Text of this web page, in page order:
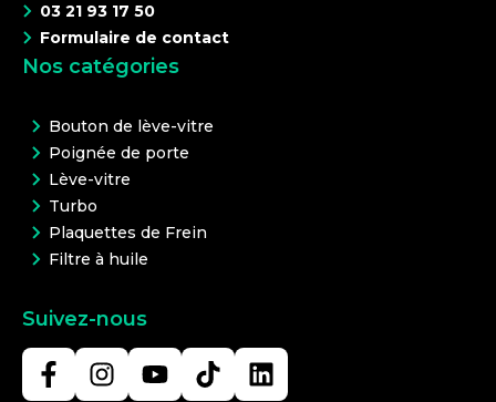
03 21 93 17 50
Formulaire de contact
Nos catégories
Bouton de lève-vitre
Poignée de porte
Lève-vitre
Turbo
Plaquettes de Frein
Filtre à huile
Suivez-nous